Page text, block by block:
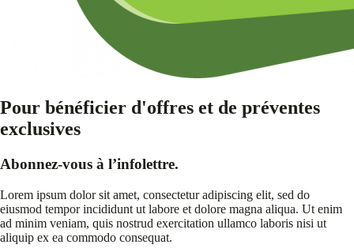
Pour bénéficier d'offres et de préventes
exclusives
Abonnez-vous à l’infolettre.
Lorem ipsum dolor sit amet, consectetur adipiscing elit, sed do
eiusmod tempor incididunt ut labore et dolore magna aliqua. Ut enim
ad minim veniam, quis nostrud exercitation ullamco laboris nisi ut
aliquip ex ea commodo consequat.